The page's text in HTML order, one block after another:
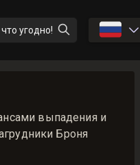
угодно! 🇷🇺
выпадения и
Броня